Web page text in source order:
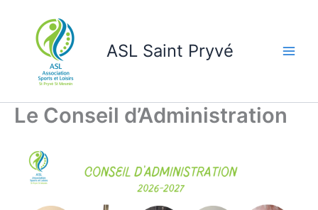
contenu
ASL Saint Pryvé
Le Conseil d’Administration